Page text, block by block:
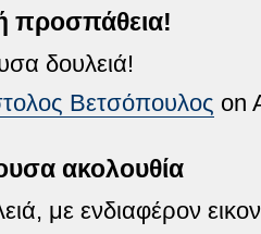
προσπάθεια!
δουλειά!
Βετσόπουλος on
ακολουθία
με ενδιαφέρον